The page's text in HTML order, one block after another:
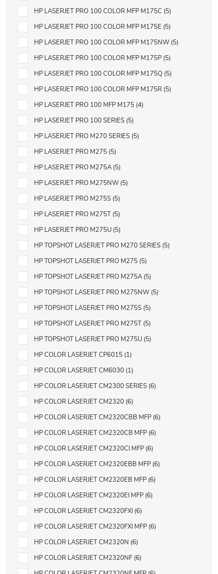
HP LASERJET PRO 100 COLOR MFP M175C 5
HP LASERJET PRO 100 COLOR MFP M175E 5
HP LASERJET PRO 100 COLOR MFP M175NW 5
HP LASERJET PRO 100 COLOR MFP M175P 5
HP LASERJET PRO 100 COLOR MFP M175Q 5
HP LASERJET PRO 100 COLOR MFP M175R 5
HP LASERJET PRO 100 MFP M175 4
HP LASERJET PRO 100 SERIES 5
HP LASERJET PRO M270 SERIES 5
HP LASERJET PRO M275 5
HP LASERJET PRO M275A 5
HP LASERJET PRO M275NW 5
HP LASERJET PRO M275S 5
HP LASERJET PRO M275T 5
HP LASERJET PRO M275U 5
HP TOPSHOT LASERJET PRO M270 SERIES 5
HP TOPSHOT LASERJET PRO M275 5
HP TOPSHOT LASERJET PRO M275A 5
HP TOPSHOT LASERJET PRO M275NW 5
HP TOPSHOT LASERJET PRO M275S 5
HP TOPSHOT LASERJET PRO M275T 5
HP TOPSHOT LASERJET PRO M275U 5
HP COLOR LASERJET CP6015 1
HP COLOR LASERJET CM6030 1
HP COLOR LASERJET CM2300 SERIES 6
HP COLOR LASERJET CM2320 6
HP COLOR LASERJET CM2320CBB MFP 6
HP COLOR LASERJET CM2320CB MFP 6
HP COLOR LASERJET CM2320CI MFP 6
HP COLOR LASERJET CM2320EBB MFP 6
HP COLOR LASERJET CM2320EB MFP 6
HP COLOR LASERJET CM2320EI MFP 6
HP COLOR LASERJET CM2320FXI 6
HP COLOR LASERJET CM2320FXI MFP 6
HP COLOR LASERJET CM2320N 6
HP COLOR LASERJET CM2320NF 6